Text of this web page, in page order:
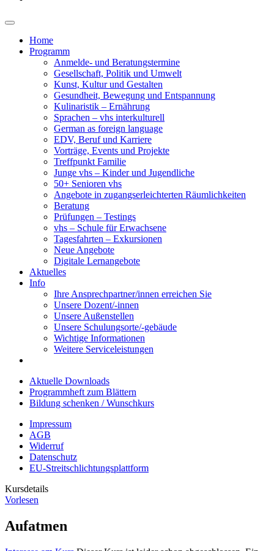
Home
Programm
Anmelde- und Beratungstermine
Gesellschaft, Politik und Umwelt
Kunst, Kultur und Gestalten
Gesundheit, Bewegung und Entspannung
Kulinaristik – Ernährung
Sprachen – vhs interkulturell
German as foreign language
EDV, Beruf und Karriere
Vorträge, Events und Projekte
Treffpunkt Familie
Junge vhs – Kinder und Jugendliche
50+ Senioren vhs
Angebote in zugangserleichterten Räumlichkeiten
Beratung
Prüfungen – Testings
vhs – Schule für Erwachsene
Tagesfahrten – Exkursionen
Neue Angebote
Digitale Lernangebote
Aktuelles
Info
Ihre Ansprechpartner/innen erreichen Sie
Unsere Dozent/-innen
Unsere Außenstellen
Unsere Schulungsorte/-gebäude
Wichtige Informationen
Weitere Serviceleistungen
Aktuelle Downloads
Programmheft zum Blättern
Bildung schenken / Wunschkurs
Impressum
AGB
Widerruf
Datenschutz
EU-Streitschlichtungsplattform
Kursdetails
Vorlesen
Aufatmen